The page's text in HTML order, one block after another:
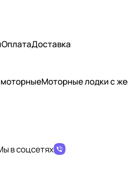
ОплатаДоставка
Моторные лодки с
в соцсетях